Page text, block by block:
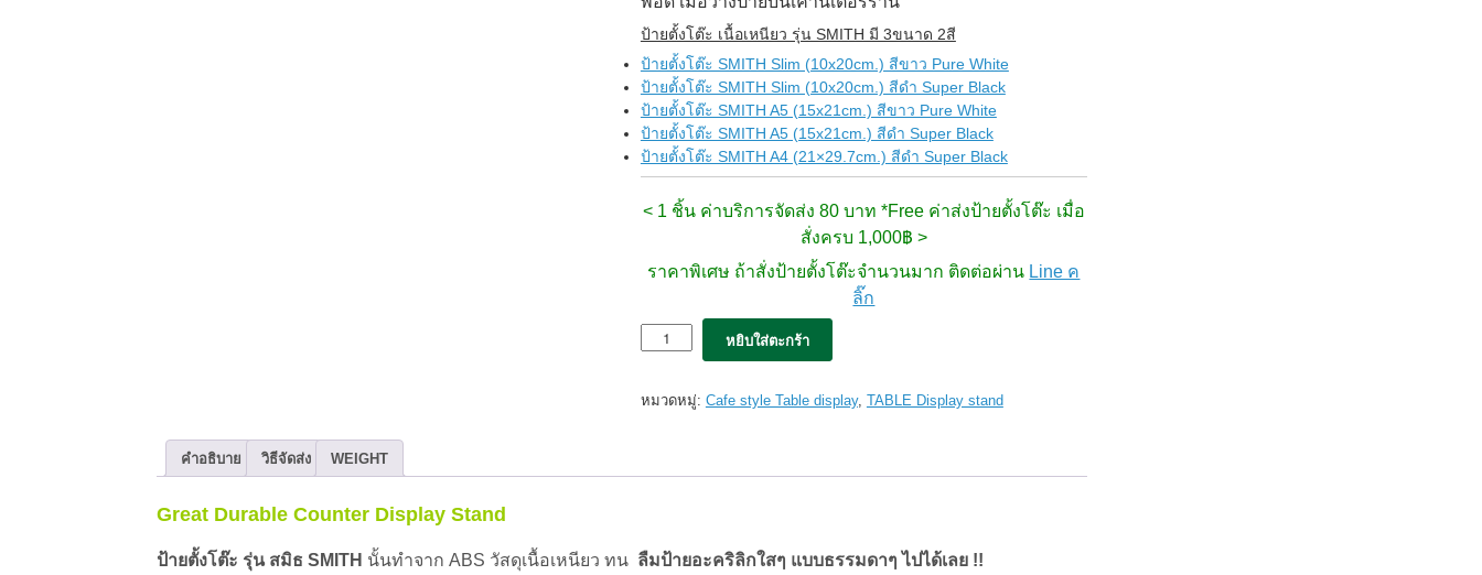
ป้ายตั้งโต๊ะ เนื้อเหนียว รุ่น SMITH มี 3ขนาด 2สี
ป้ายตั้งโต๊ะ SMITH Slim (10x20cm.) สีขาว Pure White
ป้ายตั้งโต๊ะ SMITH Slim (10x20cm.) สีดำ Super Black
ป้ายตั้งโต๊ะ SMITH A5 (15x21cm.) สีขาว Pure White
ป้ายตั้งโต๊ะ SMITH A5 (15x21cm.) สีดำ Super Black
ป้ายตั้งโต๊ะ SMITH A4 (21×29.7cm.) สีดำ Super Black
< 1 ชิ้น ค่าบริการจัดส่ง 80 บาท *Free ค่าส่งป้ายตั้งโต๊ะ เมื่อ
สั่งครบ 1,000฿ >
ราคาพิเศษ ถ้าสั่งป้ายตั้งโต๊ะจำนวนมาก ติดต่อผ่าน Line ค
ลิ๊ก
จำนวน
ป้าย
Pure
ชิ้น)
หยิบใส่ตะกร้า
หมวดหมู่: Cafe style Table display, TABLE Display stand
คำอธิบาย วิธีจัดส่ง WEIGHT
Great Durable Counter Display Stand
ป้ายตั้งโต๊ะ รุ่น สมิธ SMITH นั้นทำจาก ABS วัสดุเนื้อเหนียว ทน ลืมป้ายอะคริลิกใสๆ แบบธรรมดาๆ ไปได้เลย !!